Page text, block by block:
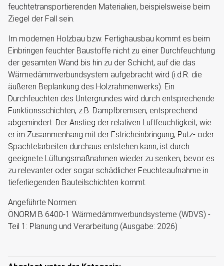
feuchtetransportierenden Materialien, beispielsweise beim
Ziegel der Fall sein.
Im modernen Holzbau bzw. Fertighausbau kommt es beim
Einbringen feuchter Baustoffe nicht zu einer Durchfeuchtung
der gesamten Wand bis hin zu der Schicht, auf die das
Wärmedämmverbundsystem aufgebracht wird (i.d.R. die
äußeren Beplankung des Holzrahmenwerks). Ein
Durchfeuchten des Untergrundes wird durch entsprechende
Funktionsschichten, z.B. Dampfbremsen, entsprechend
abgemindert. Der Anstieg der relativen Luftfeuchtigkeit, wie
er im Zusammenhang mit der Estricheinbringung, Putz- oder
Spachtelarbeiten durchaus entstehen kann, ist durch
geeignete Lüftungsmaßnahmen wieder zu senken, bevor es
zu relevanter oder sogar schädlicher Feuchteaufnahme in
tieferliegenden Bauteilschichten kommt.
Angeführte Normen:
ÖNORM B 6400-1 Wärmedämmverbundsysteme (WDVS) -
Teil 1: Planung und Verarbeitung (Ausgabe: 2026)